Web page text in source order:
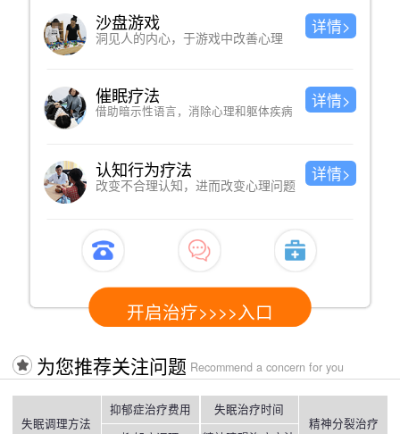
沙盘游戏
洞见人的内心，于游戏中改善心理
详情>
催眠疗法
借助暗示性语言，消除心理和躯体疾病
详情>
认知行为疗法
改变不合理认知，进而改变心理问题
详情>
开启治疗>>>>入口
为您推荐关注问题 Recommend a concern for you
失眠调理方法
抑郁症治疗费用
失眠治疗时间
精神分裂治疗